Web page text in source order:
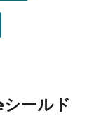
ールド